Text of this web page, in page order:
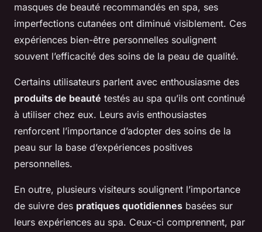
masques de beauté recommandés en spa, ses
imperfections cutanées ont diminué visiblement. Ces
expériences bien-être personnelles soulignent
souvent l’efficacité des soins de la peau de qualité.
Certains utilisateurs parlent avec enthousiasme des
produits de beauté testés au spa qu’ils ont continué
à utiliser chez eux. Leurs avis enthousiastes
renforcent l’importance d’adopter des soins de la
peau sur la base d’expériences positives
personnelles.
En outre, plusieurs visiteurs soulignent l’importance
de suivre des pratiques quotidiennes basées sur
leurs expériences au spa. Ceux-ci comprennent, par